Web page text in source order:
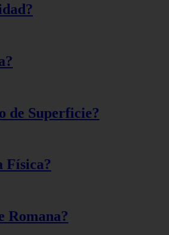
de Superficie?
Física?
Romana?